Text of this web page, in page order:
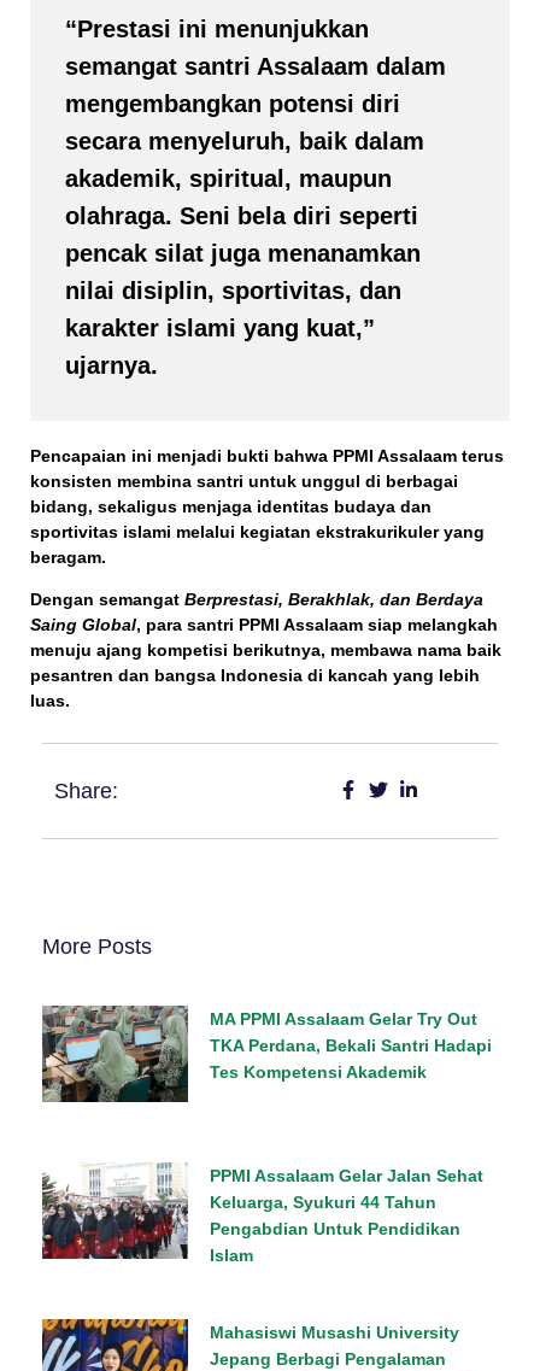
“Prestasi ini menunjukkan
semangat santri Assalaam dalam
mengembangkan potensi diri
secara menyeluruh, baik dalam
akademik, spiritual, maupun
olahraga. Seni bela diri seperti
pencak silat juga menanamkan
nilai disiplin, sportivitas, dan
karakter islami yang kuat,”
ujarnya.
Pencapaian ini menjadi bukti bahwa PPMI Assalaam terus
konsisten membina santri untuk unggul di berbagai
bidang, sekaligus menjaga identitas budaya dan
sportivitas islami melalui kegiatan ekstrakurikuler yang
beragam.
Dengan semangat Berprestasi, Berakhlak, dan Berdaya
Saing Global, para santri PPMI Assalaam siap melangkah
menuju ajang kompetisi berikutnya, membawa nama baik
pesantren dan bangsa Indonesia di kancah yang lebih
luas.
Share:
More Posts
MA PPMI Assalaam Gelar Try Out
TKA Perdana, Bekali Santri Hadapi
Tes Kompetensi Akademik
PPMI Assalaam Gelar Jalan Sehat
Keluarga, Syukuri 44 Tahun
Pengabdian Untuk Pendidikan
Islam
Mahasiswi Musashi University
Jepang Berbagi Pengalaman